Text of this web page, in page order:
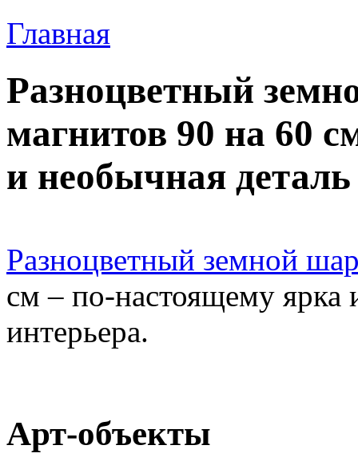
Главная
Разноцветный
магнитов 90 на 60
и необычная
Разноцветный земной
см – по-настоящему ярка
интерьера.
Арт-объекты